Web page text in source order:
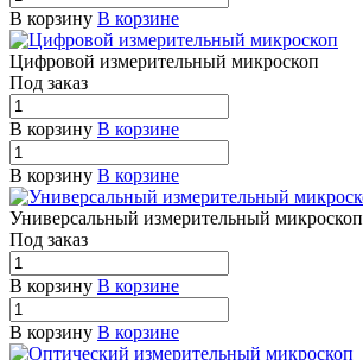
В корзину В корзине
Цифровой измерительный микроскоп
Под заказ
В корзину В корзине
В корзину В корзине
Универсальный измерительный микроскоп
Под заказ
В корзину В корзине
В корзину В корзине